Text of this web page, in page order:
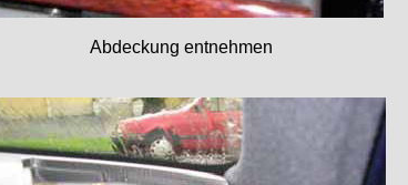
Abdeckung entnehmen